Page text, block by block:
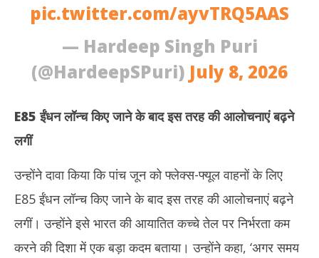
pic.twitter.com/ayvTRQ5AAS
— Hardeep Singh Puri
(@HardeepSPuri) July 8, 2026
E85 ईंधन लॉन्च किए जाने के बाद इस तरह की आलोचनाएं बढ़ने
लगीं
उन्होंने दावा किया कि पांच जून को फ्लेक्स-फ्यूल वाहनों के लिए
E85 ईंधन लॉन्च किए जाने के बाद इस तरह की आलोचनाएं बढ़ने
लगीं। उन्होंने इसे भारत की आयातित कच्चे तेल पर निर्भरता कम
करने की दिशा में एक बड़ा कदम बताया। उन्होंने कहा, ‘अगर समय